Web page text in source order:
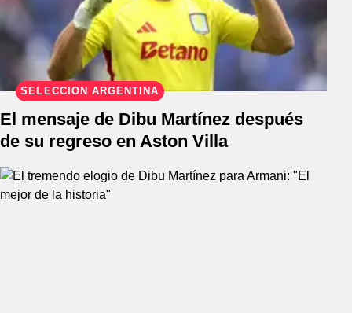
SELECCIÓN ARGENTINA
El mensaje de Dibu Martínez después
de su regreso en Aston Villa